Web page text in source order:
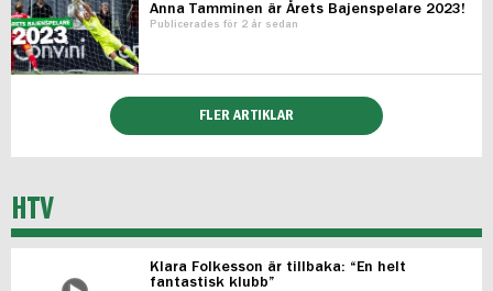
Anna Tamminen är Årets Bajenspelare 2023!
Publicerades för 2 år sedan
FLER ARTIKLAR
HTV
Klara Folkesson är tillbaka: “En helt
fantastisk klubb”